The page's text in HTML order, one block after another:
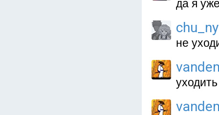
да я
не